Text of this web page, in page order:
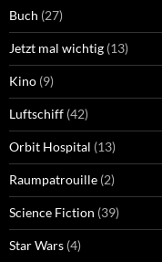
Buch (27)
Jetzt mal wichtig (13)
Kino (9)
Luftschiff (42)
Orbit Hospital (13)
Raumpatrouille (2)
Science Fiction (39)
Star Wars (4)